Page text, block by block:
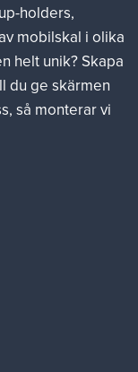
holders,
mobilskal i olika
helt unik? Skapa
du ge skärmen
så monterar vi